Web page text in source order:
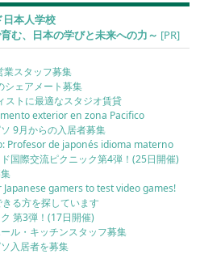
本人学校
む、日本の学びと未来への力～ [PR]
業スタッフ募集
シェアメート募集
ストに最適なスタジオ賃貸
exterior en zona Pacifico
9月からの入居者募集
Profesor de japonés idioma materno
国際交流ピクニック第4弾！(25日開催)
Japanese gamers to test video games!
る方を探しています
第3弾！(17日開催)
ル・キッチンスタッフ募集
入居者を募集